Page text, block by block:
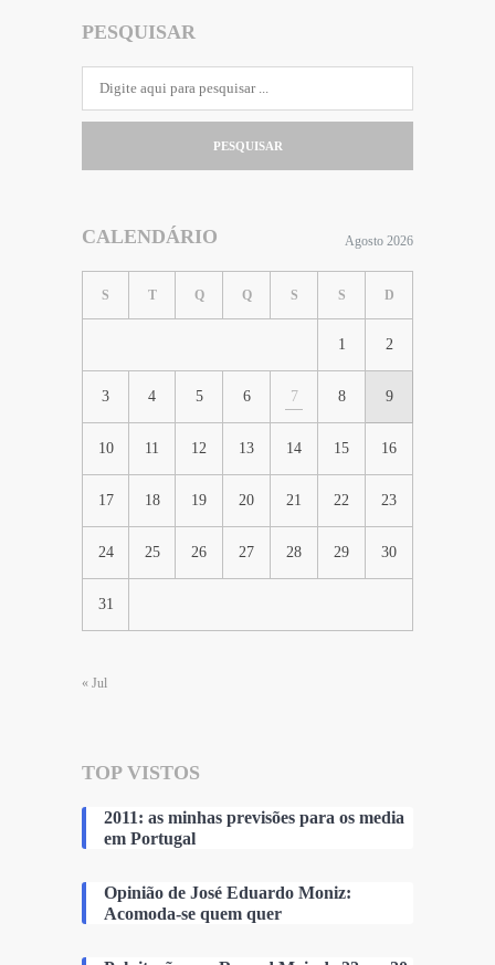
PESQUISAR
PESQUISAR
CALENDÁRIO Agosto 2026
S T Q Q S S D
1 2
3 4 5 6 7 8 9
10 11 12 13 14 15 16
17 18 19 20 21 22 23
24 25 26 27 28 29 30
31
« Jul
TOP VISTOS
2011: as minhas previsões para os media
em Portugal
Opinião de José Eduardo Moniz:
Acomoda-se quem quer